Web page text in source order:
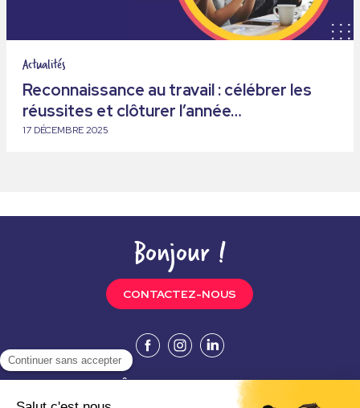
Actualités
Reconnaissance au travail : célébrer les
réussites et clôturer l’année…
17 DÉCEMBRE 2025
Bonjour !
CONTACTEZ-NOUS
VOUS ÊTES COLLABORATEUR ?